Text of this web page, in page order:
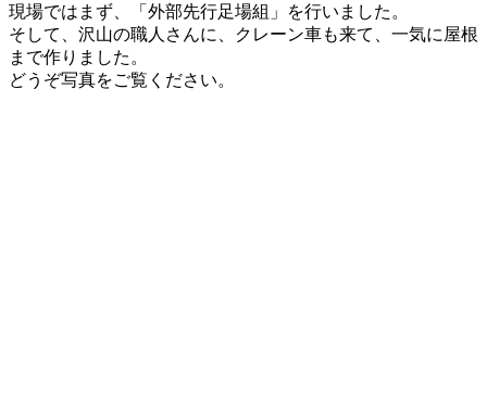
現場ではまず、「外部先行足場組」を行いました。
そして、沢山の職人さんに、クレーン車も来て、一気に屋根
まで作りました。
どうぞ写真をご覧ください。